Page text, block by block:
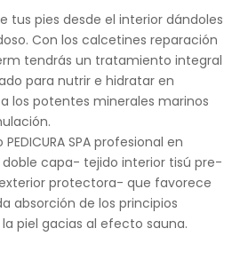
tus pies desde el interior dándoles
Con los calcetines reparación
tendrás un tratamiento integral
para nutrir e hidratar en
los potentes minerales marinos
SPA profesional en
capa- tejido interior tisú pre-
protectora- que favorece
absorción de los principios
piel gacias al efecto sauna.